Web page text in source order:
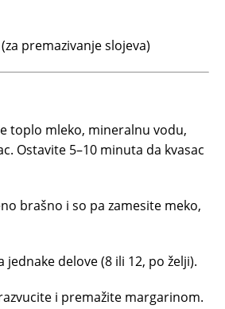
premazivanje slojeva)
toplo mleko, mineralnu vodu,
Ostavite 5–10 minuta da kvasac
brašno i so pa zamesite meko,
delove (8 ili 12, po želji).
i premažite margarinom.